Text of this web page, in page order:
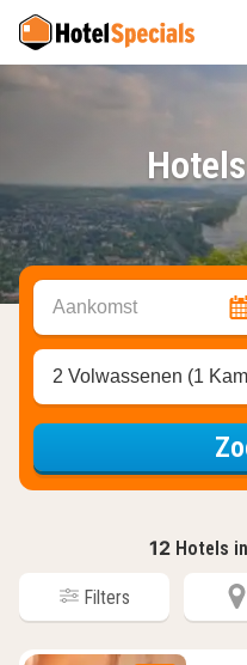
Aankomst
2 Volwassenen (1
12 Hotels
Filters